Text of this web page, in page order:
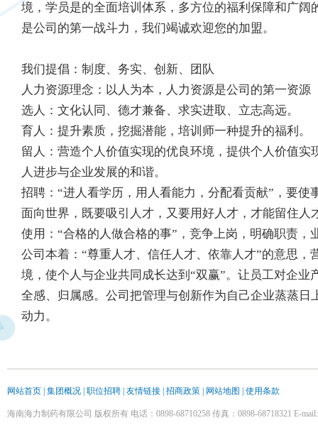
境，学员是的全面培训体系，多方位的福利保障和广阔
是公司的第一战斗力，我们竭诚欢迎您的加盟。
我们提倡：制度、务实、创新、团队
人力资源理念：以人为本，人力资源是公司的第一资源
选人：文化认同、德才兼备、求实进取、立志高远。
育人：提升素质，挖掘潜能，培训师一种提升的福利。
留人：营造个人价值实现的优良环境，提供个人价值实
人进步与企业发展的和谐。
招聘：“进人看学历，用人看能力，分配看贡献”，要使
面向世界，既要吸引人才，又要用好人才，才能留住人
使用：“合格的人做合格的事”，竞争上岗，明确职责，
公司本着：“尊重人才、信任人才、依靠人才”的意思，
境，使个人与企业共同成长达到“双赢”。让员工对企业
全感、归属感。公司把管理与创新作为自己企业蒸蒸日
动力。
网站首页 集团概况 职位招聘 友情链接 招商政策 网站地图 | 使用条款
海南海力制药有限公司 版权所有 电话：0898-68710258 传真：0898-68718321 E-